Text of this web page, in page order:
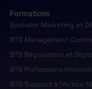
Formations
Bachelor Marketing et
BTS Management
BTS Négociation et
BTS Professions
BTS Support à l'Action